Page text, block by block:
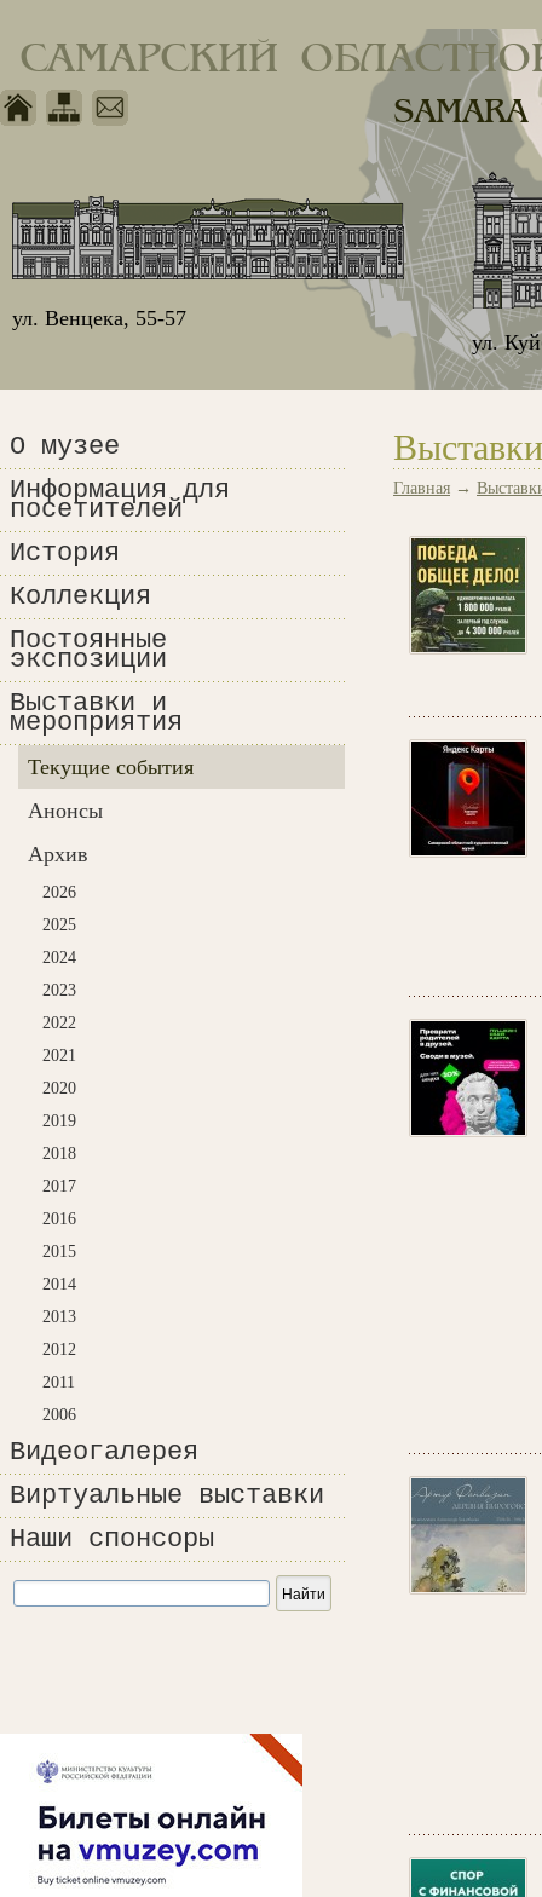
САМАРСКИЙ
ул.
ул. Венцека, 55-57
О музее
Информация для
посетителей
История
Коллекция
Постоянные
экспозиции
Выставки и
мероприятия
Текущие события
Анонсы
Архив
2026
2025
2024
2023
2022
2021
2020
2019
2018
2017
2016
2015
2014
2013
2012
2011
2006
Видеогалерея
Виртуальные выставки
Наши спонсоры
Главная →